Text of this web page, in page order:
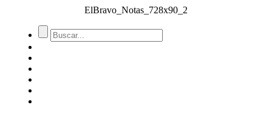
ElBravo_Notas_728x90_2